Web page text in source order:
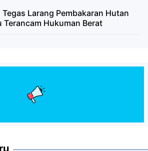
Larang Pembakaran Hutan
Terancam Hukuman Berat